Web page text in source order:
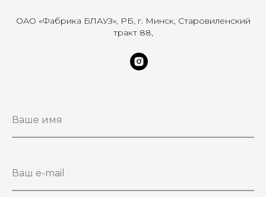
ОАО «Фабрика БЛАУЗ», РБ, г. Минск, Старовиленский
тракт 88,